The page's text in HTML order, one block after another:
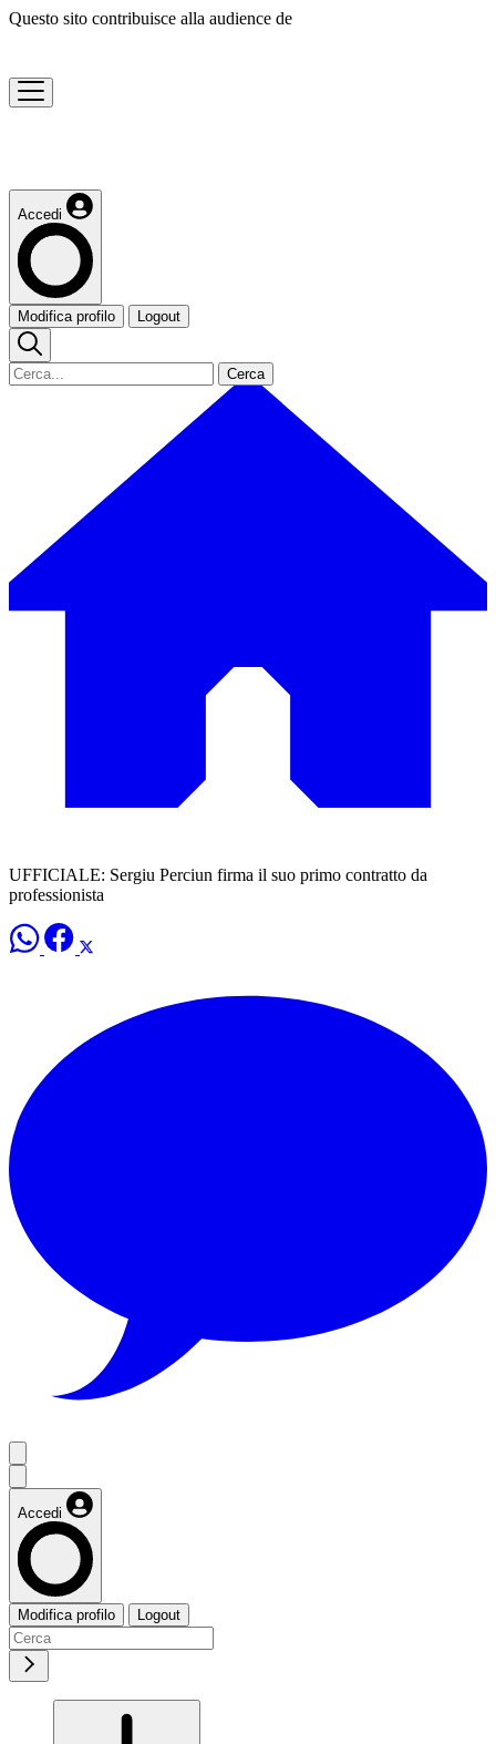
Questo sito contribuisce alla audience de
Accedi
Modifica profilo Logout
Cerca
UFFICIALE: Sergiu Perciun firma il suo primo contratto da
professionista
Accedi
Modifica profilo Logout